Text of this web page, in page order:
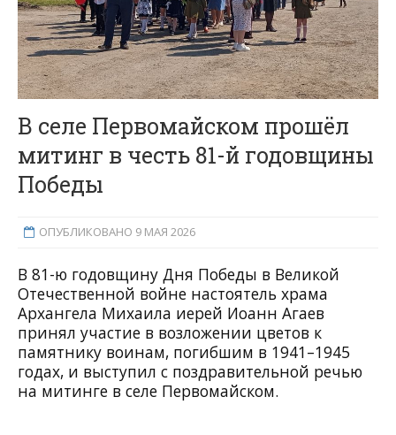
В селе Первомайском прошёл
митинг в честь 81-й годовщины
Победы
ОПУБЛИКОВАНО 9 МАЯ 2026
В 81-ю годовщину Дня Победы в Великой
Отечественной войне настоятель храма
Архангела Михаила иерей Иоанн Агаев
принял участие в возложении цветов к
памятнику воинам, погибшим в 1941–1945
годах, и выступил с поздравительной речью
на митинге в селе Первомайском.